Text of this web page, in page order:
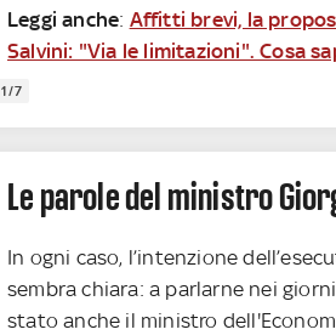
Leggi anche: Affitti brevi, la
Salvini: "Via le limitazioni". Cosa
1/7
Le parole del ministro
In ogni caso, l’intenzione
sembra chiara: a parlarne nei
stato anche il ministro